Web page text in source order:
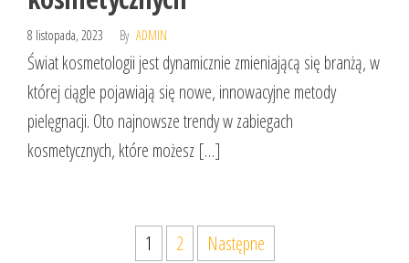
8 listopada, 2023 By ADMIN
Świat kosmetologii jest dynamicznie zmieniającą się branżą, w
której ciągle pojawiają się nowe, innowacyjne metody
pielęgnacji. Oto najnowsze trendy w zabiegach
kosmetycznych, które możesz […]
Stronicowanie1 2 Następne